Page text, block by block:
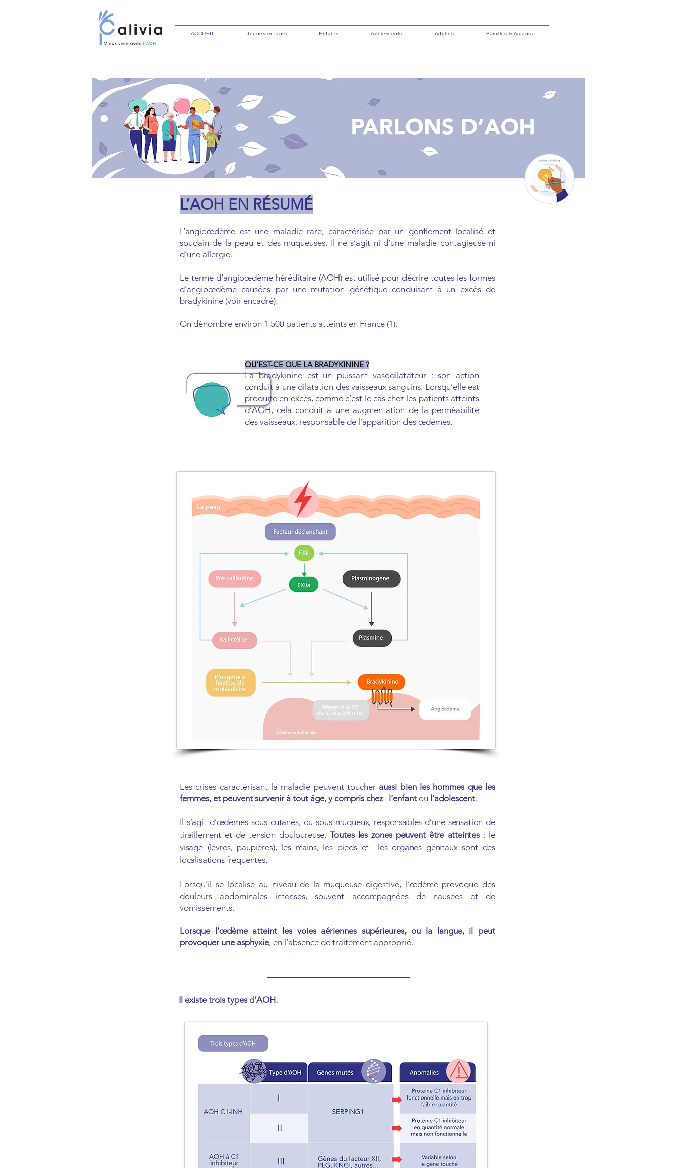
ACCUEIL Jeunes enfants Enfants Adolescents Adultes Familles & Aidants
L’AOH EN RÉSUMÉ
L’angioœdème est une maladie rare, caractérisée par un gonflement localisé et
soudain de la peau et des muqueuses. Il ne s’agit ni d’une maladie contagieuse ni
d’une allergie.
Le terme d’angioœdème héréditaire (AOH) est utilisé pour décrire toutes les formes
d’angioœdème causées par une mutation génétique conduisant à un excès de
bradykinine (voir encadré).
On dénombre environ 1 500 patients atteints en France (1).
QU’EST-CE QUE LA BRADYKININE ?
La bradykinine est un puissant vasodilatateur : son action
conduit à une dilatation des vaisseaux sanguins. Lorsqu’elle est
produite en excès, comme c’est le cas chez les patients atteints
d’AOH, cela conduit à une augmentation de la perméabilité
des vaisseaux, responsable de l’apparition des œdèmes.
Les crises caractérisant la maladie peuvent toucher aussi bien les hommes que les
femmes, et peuvent survenir à tout âge, y compris chez l’enfant ou l’adolescent.
Il s’agit d’œdèmes sous-cutanés, ou sous-muqueux, responsables d’une sensation de
tiraillement et de tension douloureuse.Toutes les zones peuvent être atteintes: le
visage (lèvres, paupières), les mains, les pieds et les organes génitaux sont des
localisations fréquentes.
Lorsqu’il se localise au niveau de la muqueuse digestive, l’œdème provoque des
douleurs abdominales intenses, souvent accompagnées de nausées et de
vomissements.
Lorsque l’œdème atteint les voies aériennes supérieures, ou la langue, il peut
provoquer une asphyxie, en l’absence de traitement approprié.
Il existe trois types d’AOH.